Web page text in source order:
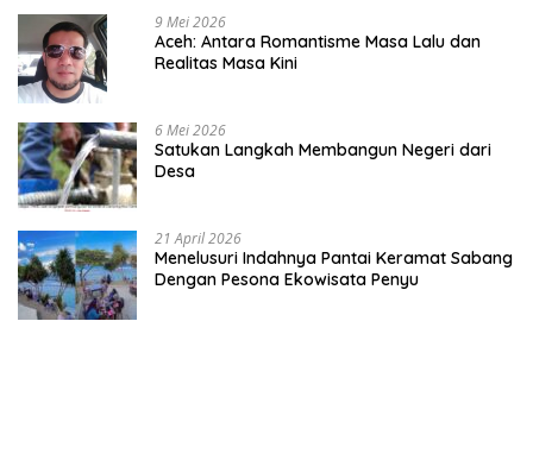
9 Mei 2026
Aceh: Antara Romantisme Masa Lalu dan
Realitas Masa Kini
6 Mei 2026
Satukan Langkah Membangun Negeri dari
Desa
21 April 2026
Menelusuri Indahnya Pantai Keramat Sabang
Dengan Pesona Ekowisata Penyu